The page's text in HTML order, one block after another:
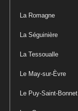
La Romagne
La Séguinière
La Tessoualle
Le May-sur-Èvre
Le Puy-Saint-Bonnet